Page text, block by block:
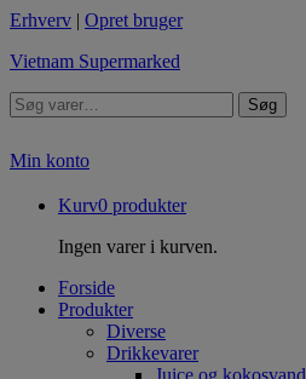
Erhverv | Opret bruger
Vietnam Supermarked
Søg
Min konto
Kurv0 produkter
Ingen varer i kurven.
Forside
Produkter
Diverse
Drikkevarer
Juice og kokosvand